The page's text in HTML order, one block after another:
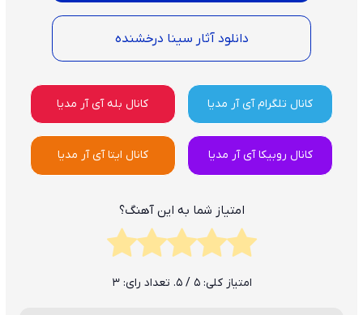
دانلود آثار سینا درخشنده
کانال تلگرام آی آر مدیا کانال بله آی آر مدیا
کانال روبیکا آی آر مدیا کانال ایتا آی آر مدیا
امتیاز شما به این آهنگ؟
امتیاز کلی:5 / 5. تعداد رای: 3